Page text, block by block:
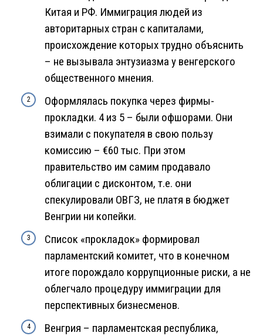
Китая и РФ. Иммиграция людей из
авторитарных стран с капиталами,
происхождение которых трудно объяснить
– не вызывала энтузиазма у венгерского
общественного мнения.
Оформлялась покупка через фирмы-
прокладки. 4 из 5 – были офшорами. Они
взимали с покупателя в свою пользу
комиссию – €60 тыс. При этом
правительство им самим продавало
облигации с дисконтом, т.е. они
спекулировали ОВГЗ, не платя в бюджет
Венгрии ни копейки.
Список «прокладок» формировал
парламентский комитет, что в конечном
итоге порождало коррупционные риски, а не
облегчало процедуру иммиграции для
перспективных бизнесменов.
Венгрия – парламентская республика,